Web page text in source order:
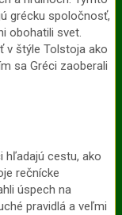
grécku spoločnosť,
obohatili svet.
v štýle Tolstoja ako
sa Gréci zaoberali
hľadajú cestu, ako
rečnícke
úspech na
pravidlá a veľmi